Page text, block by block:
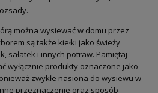
można wysiewać w domu przez
są także kiełki jako świeży
sałatek i innych potraw. Pamiętaj
wyłącznie produkty oznaczone jako
zwykłe nasiona do wysiewu w
przeznaczenie oraz sposób